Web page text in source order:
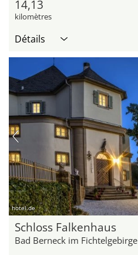
14,13
kilomètres
Détails
hotel.de
Schloss Falkenhaus
Bad Berneck im Fichtelgebirge